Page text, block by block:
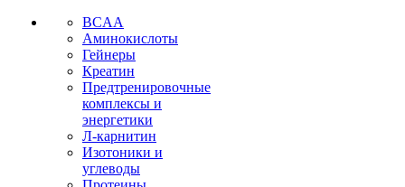
BCAA
Аминокислоты
Гейнеры
Креатин
Предтренировочные
комплексы и
энергетики
Л-карнитин
Изотоники и
углеводы